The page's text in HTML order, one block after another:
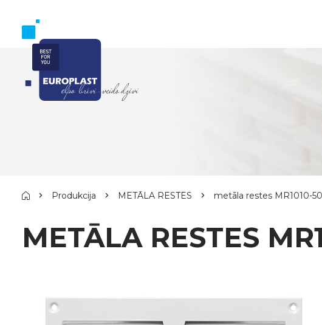
Produkcija METĀLA RESTES metāla restes MR1010-
METĀLA RESTES